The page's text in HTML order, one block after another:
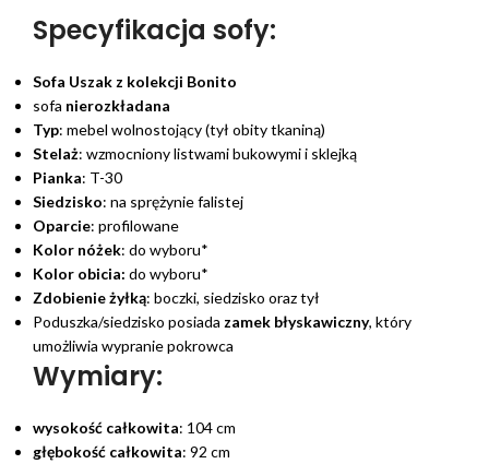
Specyfikacja sofy:
Sofa Uszak z kolekcji Bonito
sofa nierozkładana
Typ: mebel wolnostojący (tył obity tkaniną)
Stelaż: wzmocniony listwami bukowymi i sklejką
Pianka: T-30
Siedzisko: na sprężynie falistej
Oparcie: profilowane
Kolor nóżek: do wyboru*
Kolor obicia: do wyboru*
Zdobienie żyłką: boczki, siedzisko oraz tył
Poduszka/siedzisko posiada zamek błyskawiczny, który
umożliwia wypranie pokrowca
Wymiary:
wysokość całkowita: 104 cm
głębokość całkowita: 92 cm